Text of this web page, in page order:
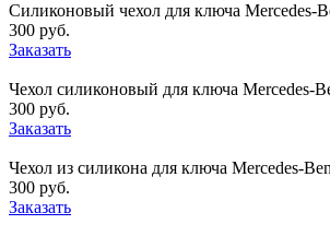
Силиконовый чехол для ключа Mercedes-
300 руб.
Заказать
Чехол силиконовый для ключа Mercedes-
300 руб.
Заказать
Чехол из силикона для ключа Mercedes-
300 руб.
Заказать